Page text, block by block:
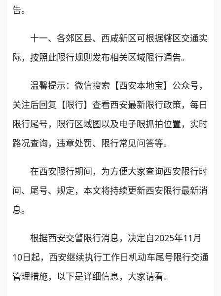
告。
十一、各郊区县、西咸新区可根据辖区交通实
际，按照此限行规则发布相关区域限行通告。
温馨提示：微信搜索【西安本地宝】公众号，
关注后回复【限行】查看西安最新限行政策，每日
限行尾号，限行区域图以及电子眼抓拍位置，实时
路况查询，违章处罚、限行常见问答等。
在西安限行期间，为方便大家查询西安限行时
间、尾号、规定，本文将持续更新西安限行最新消
息。
根据西安交警限行消息，决定自2025年11月
10日起，西安继续执行工作日机动车尾号限行交通
管理措施，以下是详细信息，大家请看。